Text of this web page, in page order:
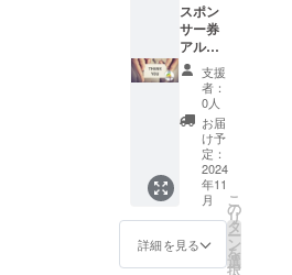
品でな
いも
の、 不
適切な
言語、
不信感
を感じ
る物
スポン
サー券
アル
コ・ロ
レを 心
より応
援して
いま
す！
「イベ
ント招
待」 ２
０２４
年年末
忘年会
支援
者：
0人
お届
け予
定：
2024
年11
月
詳細を見る
こ
の
リ
タ
ー
ン
を
選
択